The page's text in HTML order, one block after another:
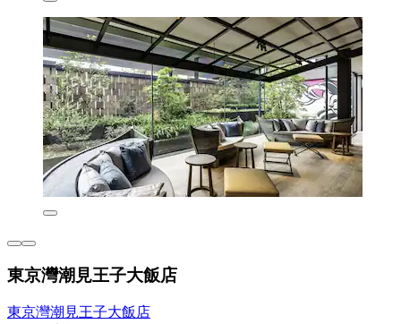
東京灣潮見王子大飯店
東京灣潮見王子大飯店